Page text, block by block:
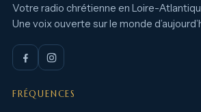
Votre radio chrétienne en Loire-
Une voix ouverte sur le monde
FRÉQUENCES